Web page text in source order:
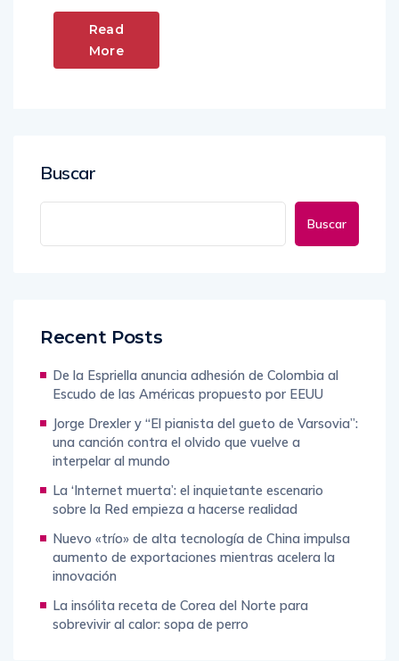
Read
More
Buscar
Buscar
Recent Posts
De la Espriella anuncia adhesión de Colombia al
Escudo de las Américas propuesto por EEUU
Jorge Drexler y “El pianista del gueto de Varsovia”:
una canción contra el olvido que vuelve a
interpelar al mundo
La ‘Internet muerta’: el inquietante escenario
sobre la Red empieza a hacerse realidad
Nuevo «trío» de alta tecnología de China impulsa
aumento de exportaciones mientras acelera la
innovación
La insólita receta de Corea del Norte para
sobrevivir al calor: sopa de perro